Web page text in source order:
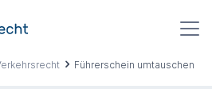
Führerschein umtauschen